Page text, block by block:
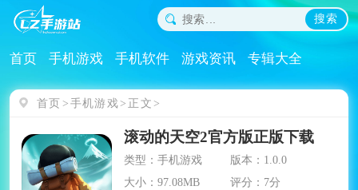
搜索
首页 手机游戏 手机软件 游戏资讯 专辑大全
首页 手机游戏 正文
滚动的天空2官方版正版下载
类型：手机游戏
版本：1.0.0
大小：97.08MB
评分：7分